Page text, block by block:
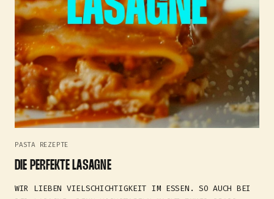
PASTA REZEPTE
DIE PERFEKTE LASAGNE
WIR LIEBEN VIELSCHICHTIGKEIT IM ESSEN. SO AUCH BEI